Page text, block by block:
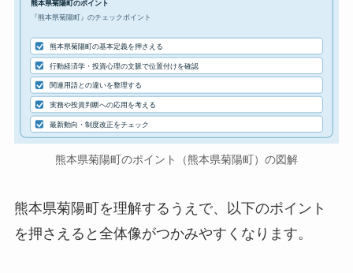
熊本県菊陽町のポイント
『熊本県菊陽町』のチェックポイント
熊本県菊陽町の基本定義を押さえる
行動経済学・投資心理の文脈で位置付けを確認
関連用語との違いを整理する
実務や投資判断への応用を考える
最新動向・制度改正をチェック
熊本県菊陽町のポイント（熊本県菊陽町）の図解
熊本県菊陽町を理解するうえで、以下のポイント
を押さえると全体像がつかみやすくなります。